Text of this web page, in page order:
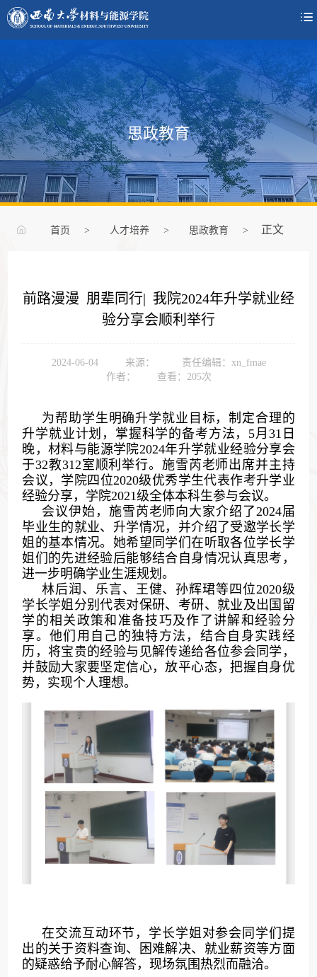

思政教育
首页 > 人才培养 > 思政教育 > 正文
前路漫漫 朋辈同行| 我院2024年升学就业经
验分享会顺利举行
2024-06-04 来源：
责任编辑：xn_fmae
作者：
查看： 205次
为帮助学生明确升学就业目标，制定合理的
升学就业计划，掌握科学的备考方法，5月31日
晚，材料与能源学院2024年升学就业经验分享会
于32教312室顺利举行。施雪芮老师出席并主持
会议，学院四位2020级优秀学生代表作考升学业
经验分享，学院2021级全体本科生参与会议。
会议伊始，施雪芮老师向大家介绍了2024届
毕业生的就业、升学情况，并介绍了受邀学长学
姐的基本情况。她希望同学们在听取各位学长学
姐们的先进经验后能够结合自身情况认真思考，
进一步明确学业生涯规划。
林后润、乐言、王健、孙辉珺等四位2020级
学长学姐分别代表对保研、考研、就业及出国留
学的相关政策和准备技巧及作了讲解和经验分
享。他们用自己的独特方法，结合自身实践经
历，将宝贵的经验与见解传递给各位参会同学，
并鼓励大家要坚定信心，放平心态，把握自身优
势，实现个人理想。
在交流互动环节，学长学姐对参会同学们提
出的关于资料查询、困难解决、就业薪资等方面
的疑惑给予耐心解答，现场氛围热烈而融洽。